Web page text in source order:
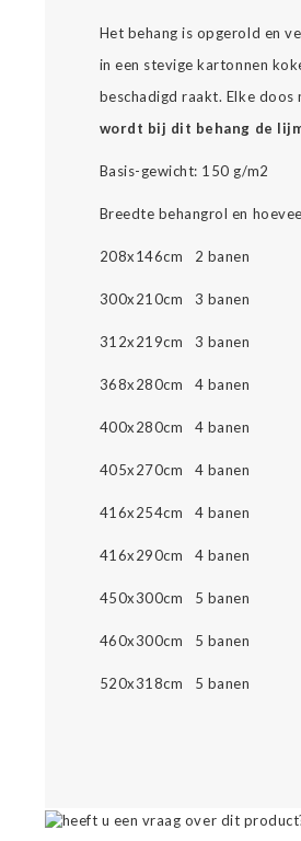
Het behang is opgerold en
in een stevige kartonnen
beschadigd raakt. Elke doos
wordt bij dit behang de
Basis-gewicht: 150 g/m2
Breedte behangrol en
208x146cm 2 banen
300x210cm 3 banen
312x219cm 3 banen
368x280cm 4 banen
400x280cm 4 banen
405x270cm 4 banen
416x254cm 4 banen
416x290cm 4 banen
450x300cm 5 banen
460x300cm 5 banen
520x318cm 5 banen